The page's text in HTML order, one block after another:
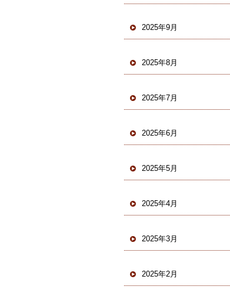
2025年9月
2025年8月
2025年7月
2025年6月
2025年5月
2025年4月
2025年3月
2025年2月